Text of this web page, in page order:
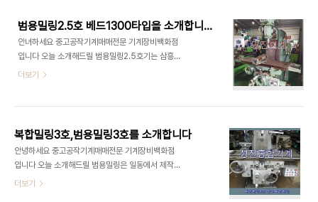
해 주시길 바라며 너그러이 이해해 주시길 부탁 드립
니다 화천머신툴 취급품목 터렛밀링,범용밀링 2호 A
타입 모델명 : HMT-1100 다아라기계장터 에서도
확인을 하실 수 있습니다 - 제품명 : [중고기계] 터렛
밀링 - [제품번호 : 856569] - 기본사양 : 2호A타
계 > 범용밀링 - 제조년 : 2008년03월 - 제조사 :
범용밀링2.5호 베드1300타입을 소개합니다
안녀하세요 중고공작기계매매전문 기계장비백화점
입니다 오늘 소개해드릴 범용밀링2.5호기는 삼흥에
서 제작한 범용밀링2.5호 베드1300타입을 소개합
니다 명진기계 취급품목 범용밀링2.5호 베드1300
타입은 다아라기계장터 에서도 확인을 하실 수 있습
니다 - 제품명 : [중고기계] 범용밀링 2.5호 베드
1300타입 - [제품번호 : 851735] - 기본사양 :
2.5호 배드 1300타입 - 모델명 : 2.5호 배드
더보기
복합밀링3호,범용밀링3호를 소개합니다
안녕하세요 중고공작기계매매전문 기계장비백화점
입니다 오늘 소개해드릴 범용밀링은 일동에서 제작
한 복합밀링3호,범용밀링3호 를 소개합니다 복합밀
더보기